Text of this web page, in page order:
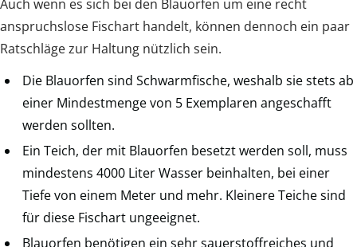
Auch wenn es sich bei den Blauorfen um eine recht
anspruchslose Fischart handelt, können dennoch ein paar
Ratschläge zur Haltung nützlich sein.
Die Blauorfen sind Schwarmfische, weshalb sie stets ab
einer Mindestmenge von 5 Exemplaren angeschafft
werden sollten.
Ein Teich, der mit Blauorfen besetzt werden soll, muss
mindestens 4000 Liter Wasser beinhalten, bei einer
Tiefe von einem Meter und mehr. Kleinere Teiche sind
für diese Fischart ungeeignet.
Blauorfen benötigen ein sehr sauerstoffreiches und